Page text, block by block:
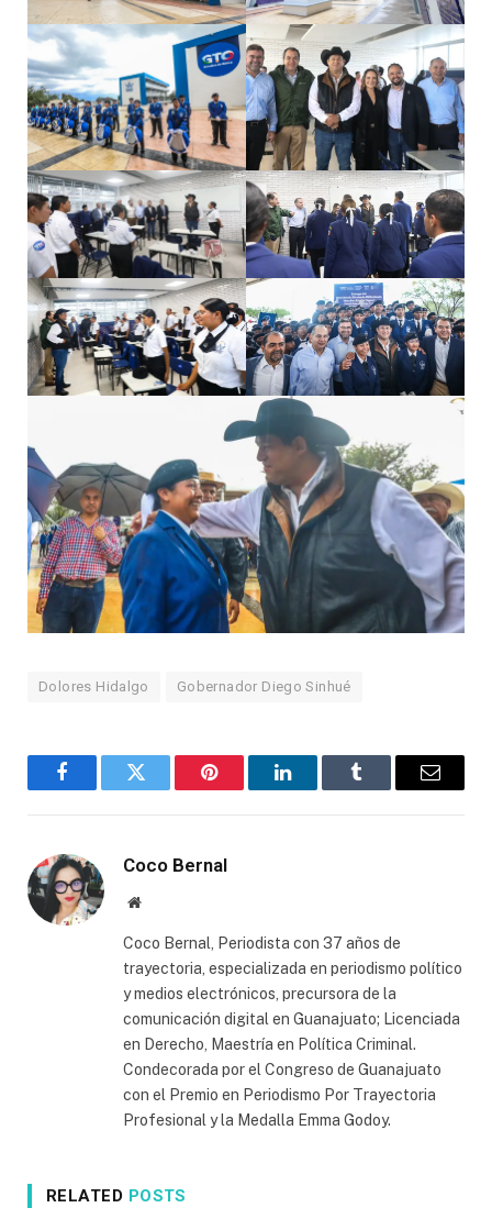
Dolores Hidalgo Gobernador Diego Sinhué
FacebookTwitter Pinterest LinkedInTumblr Email
Coco Bernal
Website
Coco Bernal, Periodista con 37 años de
trayectoria, especializada en periodismo político
y medios electrónicos, precursora de la
comunicación digital en Guanajuato; Licenciada
en Derecho, Maestría en Política Criminal.
Condecorada por el Congreso de Guanajuato
con el Premio en Periodismo Por Trayectoria
Profesional y la Medalla Emma Godoy.
RELATED POSTS